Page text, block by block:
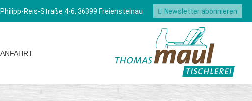
Philipp-Reis-Straße 4-6, 36399 Freiensteinau Newsletter abonnieren
ANFAHRT
ANFAHRT